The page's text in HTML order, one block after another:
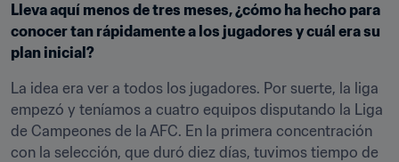
Lleva aquí menos de tres meses, ¿cómo ha hecho para
conocer tan rápidamente a los jugadores y cuál era su
plan inicial?
La idea era ver a todos los jugadores. Por suerte, la liga
empezó y teníamos a cuatro equipos disputando la Liga
de Campeones de la AFC. En la primera concentración
con la selección, que duró diez días, tuvimos tiempo de